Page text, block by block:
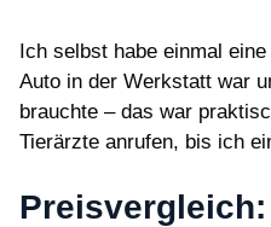
Ich selbst habe einmal
Auto in der Werkstatt war
brauchte – das war
Tierärzte anrufen, bis ich